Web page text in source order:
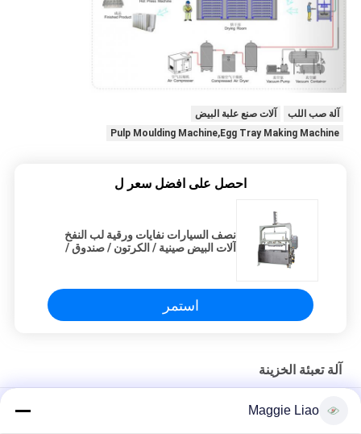
آلة صب اللب
آلات صنع علبة البيض
Pulp Moulding Machine,Egg Tray Making Machine
احصل على افضل سعر ل
نصف السيارات نفايات ورقية لب النفخ
آلات البيض صينية / الكرتون / صندوق /
استمر
آلة تعبئة الخزينة
أجهزة سلة العبوة الإلكترونية
Maggie Liao